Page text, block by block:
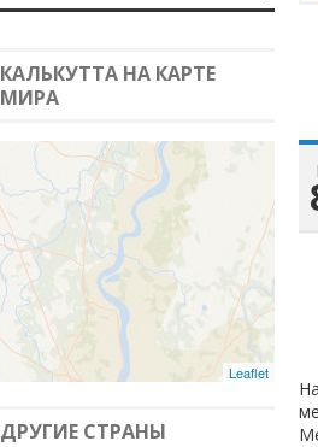
КАЛЬКУТТА НА КАРТЕ
МИРА
Leaflet
ДРУГИЕ СТРАНЫ